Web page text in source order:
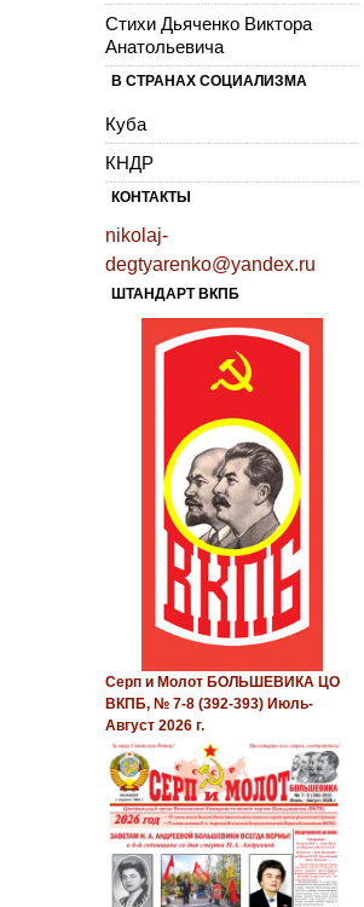
Стихи Дьяченко Виктора
Анатольевича
В СТРАНАХ СОЦИАЛИЗМА
Куба
КНДР
КОНТАКТЫ
nikolaj-
degtyarenko@yandex.ru
ШТАНДАРТ ВКПБ
Серп и Молот БОЛЬШЕВИКА ЦО
ВКПБ, № 7-8 (392-393) Июль-
Август 2026 г.